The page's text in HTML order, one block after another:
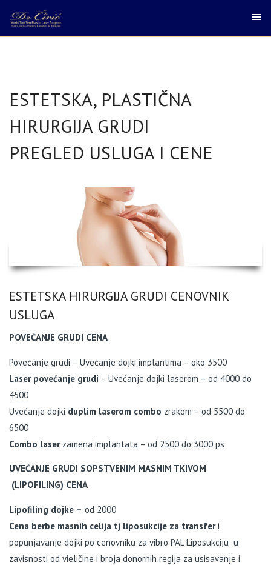
ESTETSKA, PLASTIČNA
HIRURGIJA GRUDI
PREGLED USLUGA I CENE
ESTETSKA HIRURGIJA GRUDI CENOVNIK
USLUGA
POVEĆANJE GRUDI CENA
Povećanje grudi – Uvećanje dojki implantima – oko 3500
Laser povećanje grudi – Uvećanje dojki laserom – od 4000 do
4500
Uvećanje dojki duplim laserom combo zrakom – od 5500 do
6500
Combo laserzamena implantata – od 2500 do 3000 ps
UVEĆANJE GRUDI SOPSTVENIM MASNIM TKIVOM
(LIPOFILING) CENA
Lipofiling dojke – od 2000
Cena berbe masnih celija tj liposukcije za transferi
popunjavanje dojki po cenovniku za vibro PAL Liposukciju u
zavisnosti od vieličine i broja donornih regija za usisavanje i